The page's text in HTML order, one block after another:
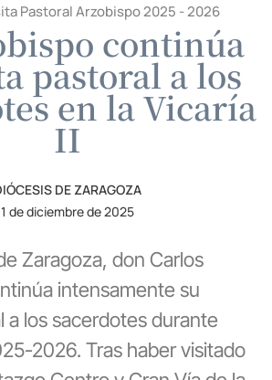
Pastoral Arzobispo 2025 - 2026
continúa
pastoral a los
en la Vicaría
II
DE ZARAGOZA
1 de diciembre de 2025
Zaragoza, don Carlos
intensamente su
a los sacerdotes durante
2026. Tras haber visitado